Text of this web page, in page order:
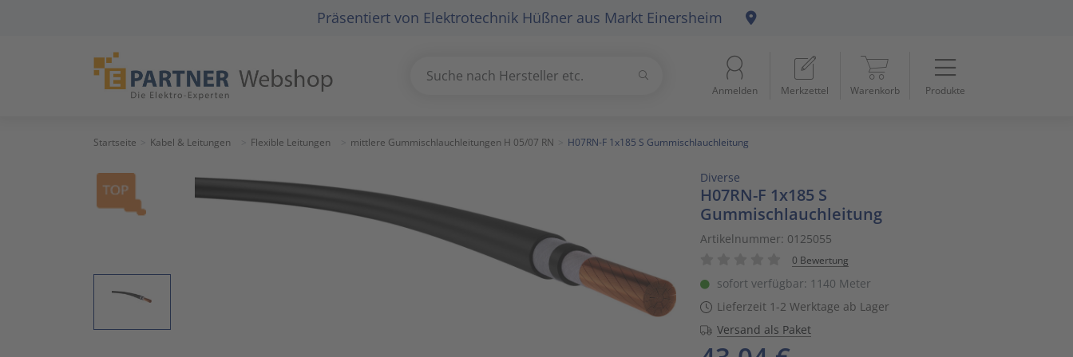
Präsentiert von Elektrotechnik Hüßner aus Markt Einersheim
Suchen
up
arrows
select
Anmelden Merkzettel Warenkorb Produkte
Startseite Kabel & Leitungen Flexible Leitungen mittlere Gummischlauchleitungen H 05/07 RN H07RN-F 1x185 S Gummischlauchleitung
Diverse
H07RN-F 1x185 S
Gummischlauchleitung
Artikelnummer: 0125055
0 Bewertung
sofort verfügbar: 1140 Meter
Lieferzeit 1-2 Werktage ab Lager
Versand als Paket
Startseite
Beleuchtung
Datennetzwerk & Kommunikation
Erneuerbare Energie & E-Mobility
Installationsmaterial
Kabel & Leitungen
Konsumgüter
Raumklima & Haustechnik